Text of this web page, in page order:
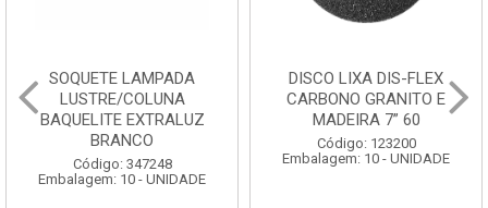
SOQUETE LAMPADA
LUSTRE/COLUNA
BAQUELITE EXTRALUZ
BRANCO
Código: 347248
Embalagem: 10 - UNIDADE
DISCO LIXA DIS-FLEX
CARBONO GRANITO E
MADEIRA 7” 60
Código: 123200
Embalagem: 10 - UNIDADE